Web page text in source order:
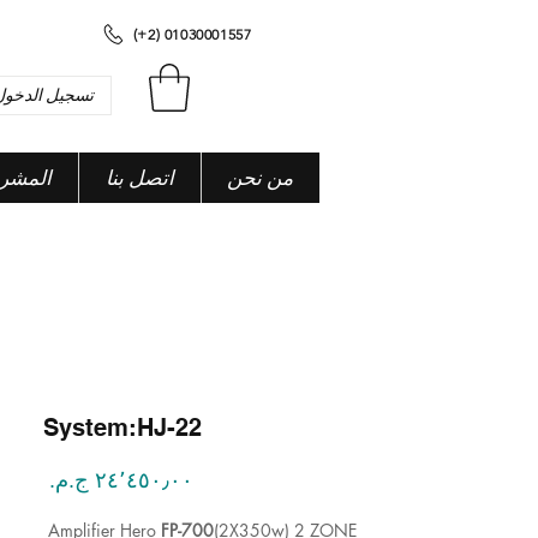
اتصل بنا من نحن
تسجيل
(+2) 01030001557
System:HJ-22
Amplifier Hero FP-700(2X350w) 2 ZONE